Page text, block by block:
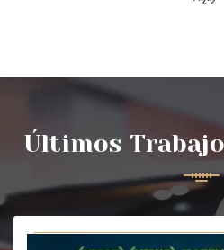
Últimos